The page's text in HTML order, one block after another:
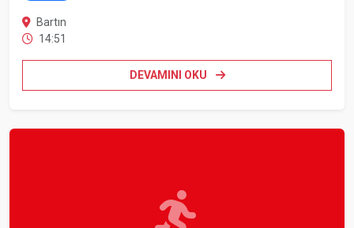
Bartın
14:51
DEVAMINI OKU